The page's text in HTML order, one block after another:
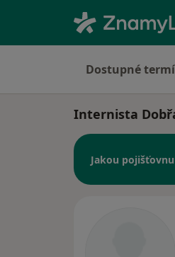
Dostupné
Internista
Jakou